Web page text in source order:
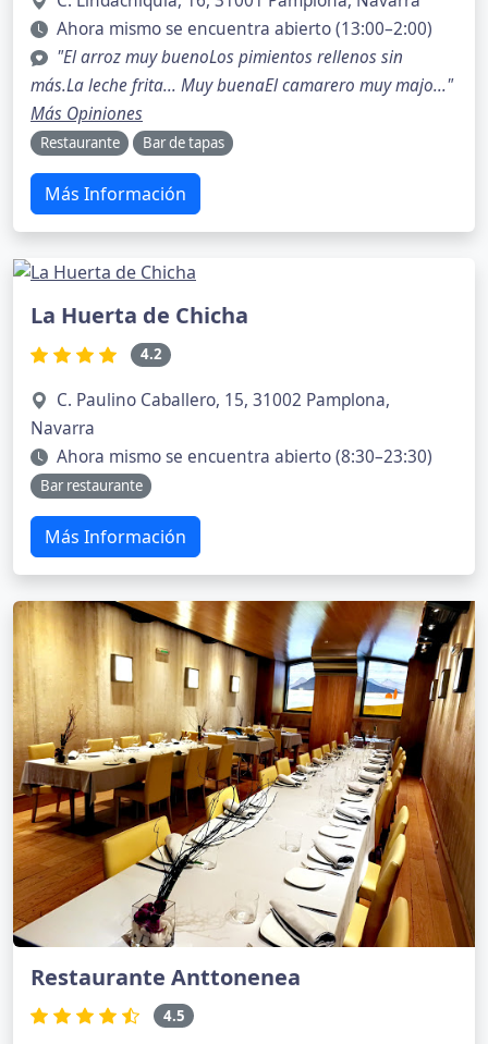
Ahora mismo se encuentra abierto (13:00–2:00)
"El arroz muy buenoLos pimientos rellenos sin
más.La leche frita... Muy buenaEl camarero muy majo..."
Más Opiniones
Restaurante Bar de tapas
Más Información
La Huerta de Chicha
4.2
C. Paulino Caballero, 15, 31002 Pamplona,
Navarra
Ahora mismo se encuentra abierto (8:30–23:30)
Bar restaurante
Más Información
Restaurante Anttonenea
4.5